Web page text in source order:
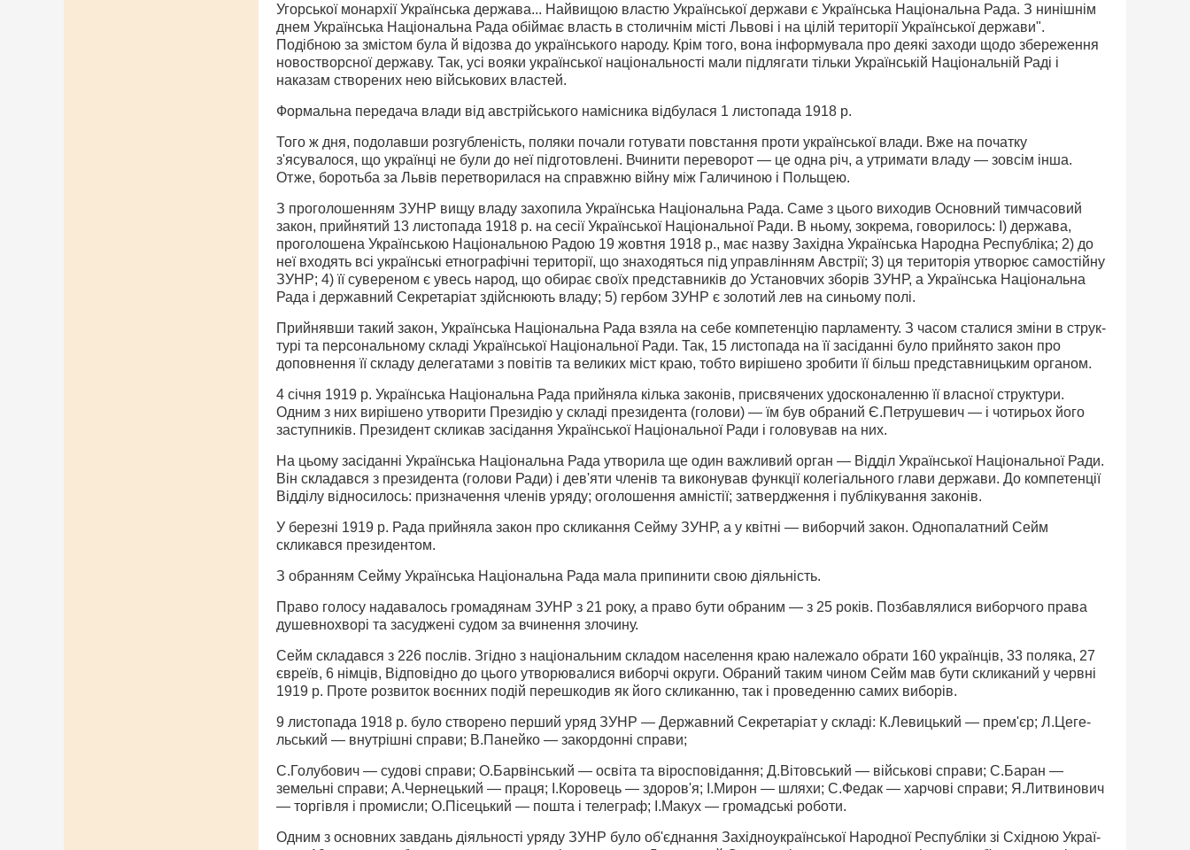
Угорської монар­хії Українська держава... Найвищою властю Української держави є Українська Національна Рада. З нинішнім
днем Українська Націо­нальна Рада обіймає власть в столичнім місті Львові і на цілій території Української держави".
Подібною за змістом була й відозва до українського народу. Крім того, вона інформувала про деякі заходи щодо збереження
новостворсної державу. Так, усі вояки української національності мали підлягати тільки Українській На­ціональній Раді і
наказам створених нею військових властей.
Формальна передача влади від австрійського намісника відбу­лася 1 листопада 1918 p.
Того ж дня, подолавши розгубленість, поляки почали готувати повстання проти української влади. Вже на початку
з'ясувалося, що українці не були до неї підготовлені. Вчинити переворот — це одна річ, а утримати владу — зовсім інша.
Отже, боротьба за Львів перетворилася на справжню війну між Галичиною і Польщею.
З проголошенням ЗУНР вищу владу захопила Українська Національна Рада. Саме з цього виходив Основний тимчасовий
закон, прийнятий 13 листопада 1918 р. на сесії Української Національної Ради. В ньому, зокрема, гово­рилось: І) держава,
проголошена Українською Національною Ра­дою 19 жовтня 1918 p., має назву Західна Українська Народна Республіка; 2) до
неї входять всі українські етнографічні території, що знаходяться під управлінням Австрії; 3) ця територія утворює самостійну
ЗУНР; 4) її сувереном є увесь народ, що обирає своїх представників до Установчих зборів ЗУНР, а Українська Націона­льна
Рада і державний Секретаріат здійснюють владу; 5) гербом ЗУНР є золотий лев на синьому полі.
Прийнявши такий закон, Українська Національна Рада взяла на себе компетенцію парламенту. З часом сталися зміни в струк­
турі та персональному складі Української Національної Ради. Так, 15 листопада на її засіданні було прийнято закон про
доповнення її складу делегатами з повітів та великих міст краю, тобто вирішено зробити її більш представницьким органом.
4 січня 1919 p. Українська Національна Рада прийняла кілька законів, присвячених удосконаленню її власної структури.
Одним з них вирішено утворити Президію у складі президента (голови) — їм був обраний Є.Петрушевич — і чотирьох його
заступників. Прези­дент скликав засідання Української Національної Ради і головував на них.
На цьому засіданні Українська Національна Рада утворила ще один важливий орган — Відділ Української Національної Ради.
Він складався з президента (голови Ради) і дев'яти членів та виконував функції колегіального глави держави. До компетенції
Відділу відно­силось: призначення членів уряду; оголошення амністії; затверд­ження і публікування законів.
У березні 1919 p. Рада прийняла закон про скликання Сейму ЗУНР, а у квітні — виборчий закон. Однопалатний Сейм
скликався президентом.
З обранням Сейму Українська Національна Рада мала припи­нити свою діяльність.
Право голосу надавалось громадянам ЗУНР з 21 року, а право бути обраним — з 25 років. Позбавлялися виборчого права
душев­нохворі та засуджені судом за вчинення злочину.
Сейм складався з 226 послів. Згідно з національним складом населення краю належало обрати 160 українців, 33 поляка, 27
євреїв, 6 німців, Відповідно до цього утворювалися виборчі округи. Обраний таким чином Сейм мав бути скликаний у червні
1919 p. Проте розвиток воєнних подій перешкодив як його скликанню, так і проведенню самих виборів.
9 листопада 1918 p. було створено перший уряд ЗУНР — Державний Секретаріат у складі: К.Левицький — прем'єр; Л.Цеге-
льський — внутрішні справи; В.Панейко — закордонні справи;
С.Голубович — судові справи; О.Барвінський — освіта та віроспо­відання; Д.Вітовський — військові справи; С.Баран —
земельні справи; А.Чернецький — праця; І.Коровець — здоров'я; І.Мирон — шляхи; С.Федак — харчові справи; Я.Литвинович
— торгівля і промисли; О.Пісецький — пошта і телеграф; І.Макух — громадські роботи.
Одним з основних завдань діяльності уряду ЗУНР було об'єд­нання Західноукраїнської Народної Республіки зі Східною Украї­